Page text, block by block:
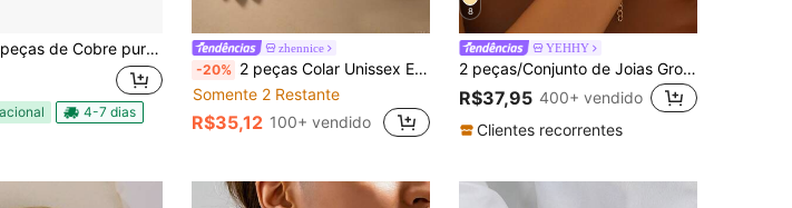
puro Bracelete + Anel de Cobre Alta pureza sem verniza Proteção
4-7 dias
zhennice
-20% 2 peças Colar Unissex Estilo Europeu e Americano, 12mm de Largura, Totalmente Cravejado de Zircônia Cúbica, Estilo Hip Hop, Corrente Cubana Redonda Totalmente Cravejada de Zircônia Cúbica
Somente 2 Restante
R$35,12 100+ vendido
8
YEHHY
2 peças/Conjunto de Joias Grossas, Pulseira de Corrente de Osso de Cobra Minimalista e Elegante, Colar e Pulseira de Estilo Punk de Luxo Adequados para Uso Diário e Festa
R$37,95 400+ vendido
Clientes recorrentes